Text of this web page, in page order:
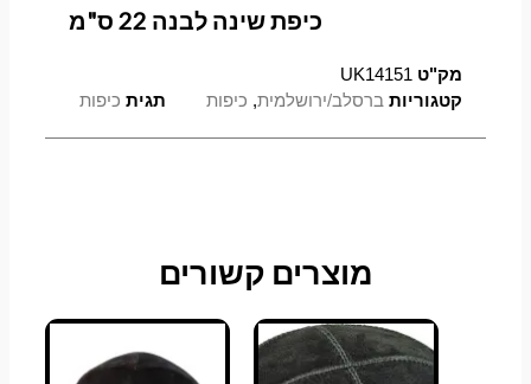
כיפת שינה לבנה 22 ס"מ
מק"טUK14151
קטגוריות ברסלב/ירושלמית,כיפות תגית כיפות
מוצרים קשורים